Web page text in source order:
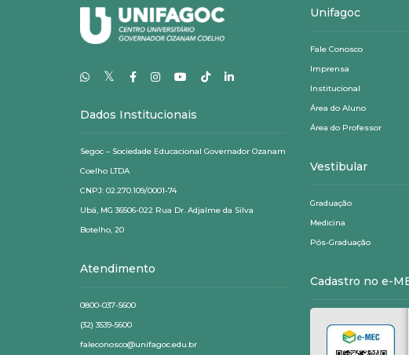
𝕏
Dados Institucionais
Segoc – Sociedade Educacional Governador Ozanam
Coelho LTDA
CNPJ: 02.270.109/0001-74
Ubá, MG 36506-022 Rua Dr. Adjalme da Silva
Botelho, 20
Atendimento
0800-037-5600
(32) 3539-5600
faleconosco@unifagoc.edu.br
Unifagoc
Fale Conosco
Imprensa
Institucional
Área do Aluno
Área do Professor
Vestibular
Graduação
Medicina
Pós-Graduação
Cadastro no e-